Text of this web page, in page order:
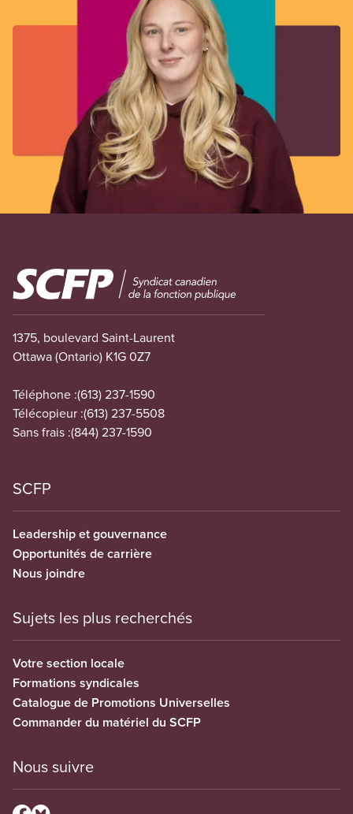
Image
1375, boulevard Saint-Laurent
Ottawa (Ontario) K1G 0Z7
Téléphone :(613) 237-1590
Télécopieur :(613) 237-5508
Sans frais :(844) 237-1590
SCFP
Leadership et gouvernance
Opportunités de carrière
Nous joindre
Sujets les plus recherchés
Votre section locale
Formations syndicales
Catalogue de Promotions Universelles
Commander du matériel du SCFP
Nous suivre